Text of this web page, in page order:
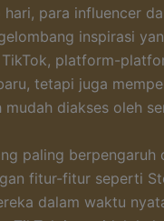
para influencer
inspirasi
platform-
tetapi juga
diakses oleh
paling berpengaruh
fitur-fitur seperti
dalam waktu